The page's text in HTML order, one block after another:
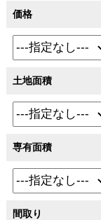
価格
土地面積
専有面積
間取り